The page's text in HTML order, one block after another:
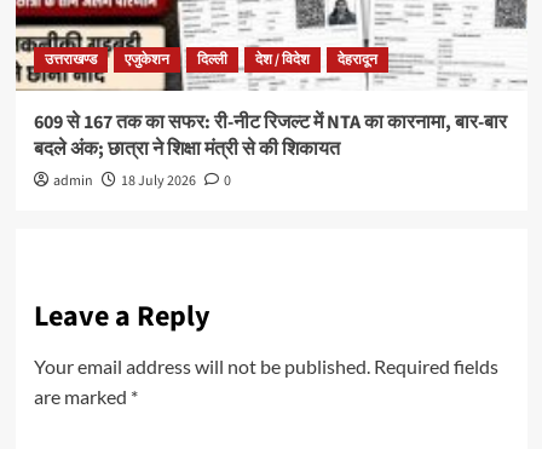
उत्तराखण्ड एजुकेशन दिल्ली देश / विदेश देहरादून
609 से 167 तक का सफर: री-नीट रिजल्ट में NTA का कारनामा, बार-बार
बदले अंक; छात्रा ने शिक्षा मंत्री से की शिकायत
admin 18 July 2026 0
Leave a Reply
Your email address will not be published. Required fields
are marked *